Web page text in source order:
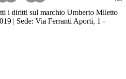
i diritti sul marchio Umberto Miletto
| Sede: Via Ferranti Aporti, 1 -